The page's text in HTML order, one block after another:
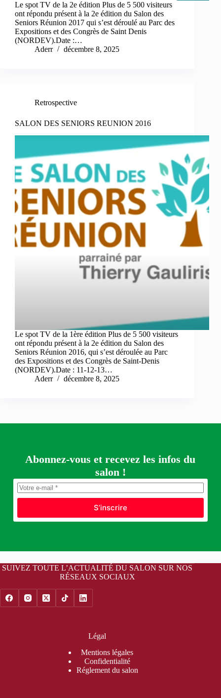
Le spot TV de la 2e édition Plus de 5 500 visiteurs
ont répondu présent à la 2e édition du Salon des
Seniors Réunion 2017 qui s’est déroulé au Parc des
Expositions et des Congrès de Saint Denis
(NORDEV).Date :…
Aderr
décembre 8, 2025
Retrospective
SALON DES SENIORS REUNION 2016
Le spot TV de la 1ère édition Plus de 5 500 visiteurs
ont répondu présent à la 2e édition du Salon des
Seniors Réunion 2016, qui s’est déroulée au Parc
des Expositions et des Congrès de Saint-Denis
(NORDEV).Date : 11-12-13…
Aderr
décembre 8, 2025
Abonnez-vous et recevez les infos du
salon !
S’inscrire
SUIVEZ TOUTE L’ACTUALITÉ DU SALON SUR NOS
RÉSEAUX SOCIAUX
Légal
Mentions légales
Confidentialité
Réglement du salon